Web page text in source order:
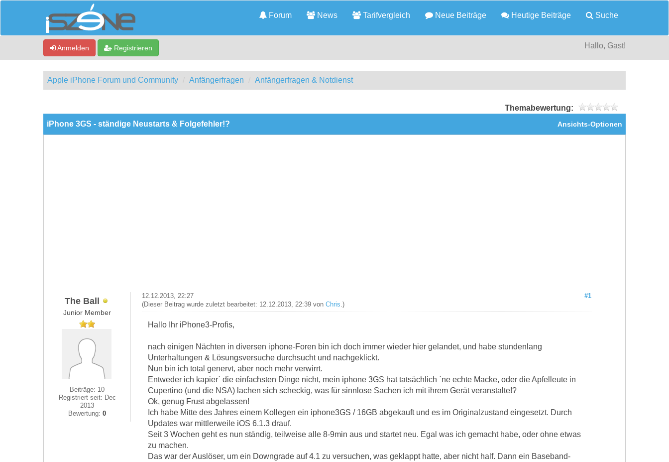
Forum News Tarifvergleich Neue Beiträge Heutige Beiträge Suche
Anmelden Registrieren Hallo, Gast!
Apple iPhone Forum und Community Anfängerfragen Anfängerfragen & Notdienst
Themabewertung:
Ansichts-Optionen
iPhone 3GS - ständige Neustarts & Folgefehler!?
The Ball
Junior Member
Beiträge: 10
Registriert seit: Dec
2013
Bewertung:0
#1
12.12.2013, 22:27
(Dieser Beitrag wurde zuletzt bearbeitet: 12.12.2013, 22:39 von Chris .)
Hallo Ihr iPhone3-Profis,
nach einigen Nächten in diversen iphone-Foren bin ich doch immer wieder hier gelandet, und habe stundenlang
Unterhaltungen & Lösungsversuche durchsucht und nachgeklickt.
Nun bin ich total genervt, aber noch mehr verwirrt.
Entweder ich kapier` die einfachsten Dinge nicht, mein iphone 3GS hat tatsächlich `ne echte Macke, oder die Apfelleute in
Cupertino (und die NSA) lachen sich scheckig, was für sinnlose Sachen ich mit ihrem Gerät veranstalte!?
Ok, genug Frust abgelassen!
Ich habe Mitte des Jahres einem Kollegen ein iphone3GS / 16GB abgekauft und es im Originalzustand eingesetzt. Durch
Updates war mittlerweile iOS 6.1.3 drauf.
Seit 3 Wochen geht es nun ständig, teilweise alle 8-9min aus und startet neu. Egal was ich gemacht habe, oder ohne etwas
zu machen.
Das war der Auslöser, um ein Downgrade auf 4.1 zu versuchen, was geklappt hatte, aber nicht half. Dann ein Baseband-